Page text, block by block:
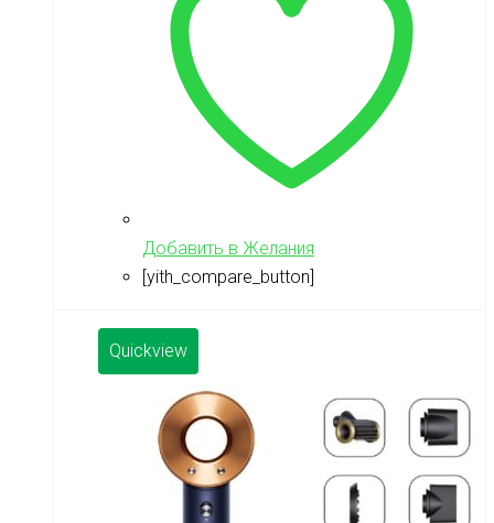
Добавить в Желания
[yith_compare_button]
Quickview